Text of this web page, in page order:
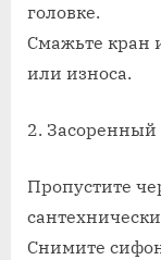
головке.
Смажьте кран
или износа.
2. Засоренный
Пропустите
Снимите